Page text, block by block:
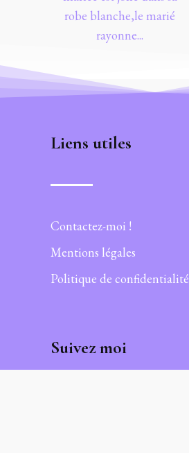
robe blanche,le marié
rayonne...
Liens utiles
Contactez-moi !
Mentions légales
Politique de confidentialité
Suivez moi